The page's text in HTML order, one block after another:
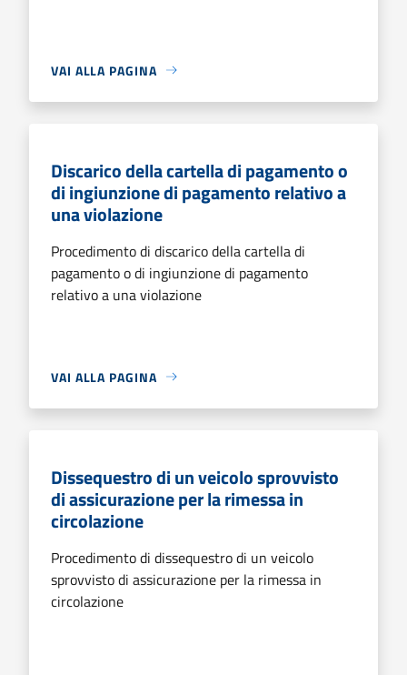
VAI ALLA PAGINA
Discarico della cartella di pagamento o
di ingiunzione di pagamento relativo a
una violazione
Procedimento di discarico della cartella di
pagamento o di ingiunzione di pagamento
relativo a una violazione
VAI ALLA PAGINA
Dissequestro di un veicolo sprovvisto
di assicurazione per la rimessa in
circolazione
Procedimento di dissequestro di un veicolo
sprovvisto di assicurazione per la rimessa in
circolazione